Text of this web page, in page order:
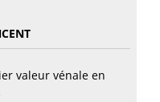
valeur vénale en